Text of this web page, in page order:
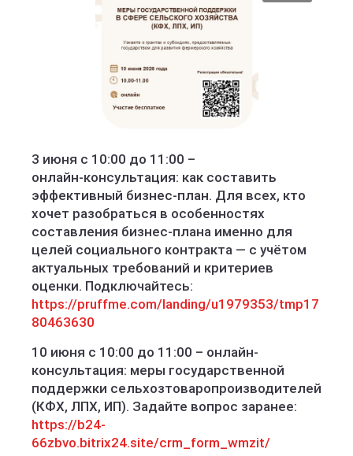
3 июня с 10:00 до 11:00 –
онлайн‑консультация: как составить
эффективный бизнес-план. Для всех, кто
хочет разобраться в особенностях
составления бизнес‑плана именно для
целей социального контракта — с учётом
актуальных требований и критериев
оценки. Подключайтесь:
https://pruffme.com/landing/u1979353/tmp17
80463630
10 июня с 10:00 до 11:00 – онлайн-
консультация: меры государственной
поддержки сельхозтоваропроизводителей
(КФХ, ЛПХ, ИП). Задайте вопрос заранее:
https://b24-
66zbvo.bitrix24.site/crm_form_wmzit/